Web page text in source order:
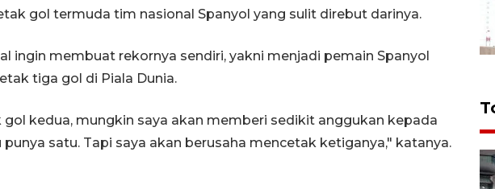
gol termuda tim nasional Spanyol yang sulit direbut darinya.
ingin membuat rekornya sendiri, yakni menjadi pemain Spanyol
tiga gol di Piala Dunia.
gol kedua, mungkin saya akan memberi sedikit anggukan kepada
punya satu. Tapi saya akan berusaha mencetak ketiganya," katanya.